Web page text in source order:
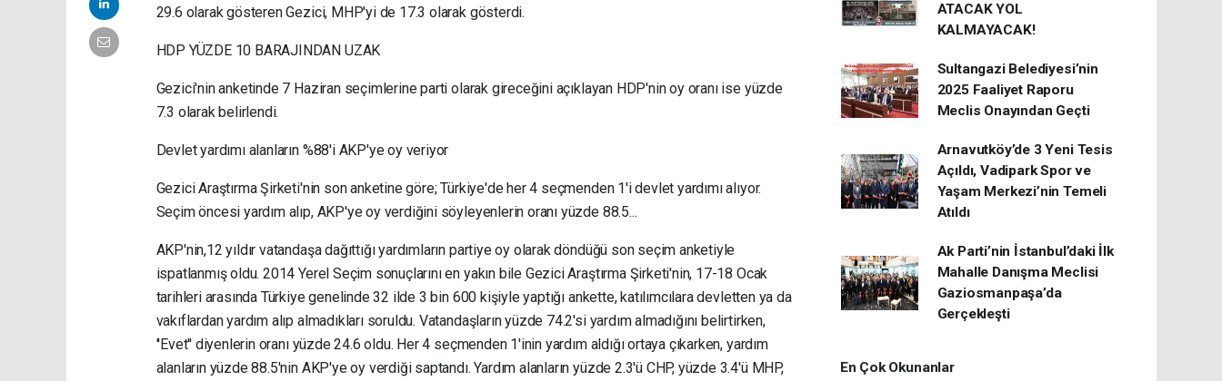
29.6 olarak gösteren Gezici, MHP'yi de 17.3 olarak gösterdi.
HDP YÜZDE 10 BARAJINDAN UZAK
Gezici'nin anketinde 7 Haziran seçimlerine parti olarak gireceğini açıklayan HDP'nin oy oranı ise yüzde
7.3 olarak belirlendi.
Devlet yardımı alanların %88'i AKP'ye oy veriyor
Gezici Araştırma Şirketi'nin son anketine göre; Türkiye'de her 4 seçmenden 1'i devlet yardımı alıyor.
Seçim öncesi yardım alıp, AKP'ye oy verdiğini söyleyenlerin oranı yüzde 88.5...
AKP'nin,12 yıldır vatandaşa dağıttığı yardımların partiye oy olarak döndüğü son seçim anketiyle
ispatlanmış oldu. 2014 Yerel Seçim sonuçlarını en yakın bile Gezici Araştırma Şirketi'nin, 17-18 Ocak
tarihleri arasında Türkiye genelinde 32 ilde 3 bin 600 kişiyle yaptığı ankette, katılımcılara devletten ya da
vakıflardan yardım alıp almadıkları soruldu. Vatandaşların yüzde 74.2'si yardım almadığını belirtirken,
''Evet'' diyenlerin oranı yüzde 24.6 oldu. Her 4 seçmenden 1'inin yardım aldığı ortaya çıkarken, yardım
alanların yüzde 88.5'nin AKP'ye oy verdiği saptandı. Yardım alanların yüzde 2.3'ü CHP, yüzde 3.4'ü MHP,
ATACAK YOL
KALMAYACAK!
Sultangazi Belediyesi’nin
2025 Faaliyet Raporu
Meclis Onayından Geçti
Arnavutköy’de 3 Yeni Tesis
Açıldı, Vadipark Spor ve
Yaşam Merkezi’nin Temeli
Atıldı
Ak Parti’nin İstanbul’daki İlk
Mahalle Danışma Meclisi
Gaziosmanpaşa’da
Gerçekleşti
En Çok Okunanlar